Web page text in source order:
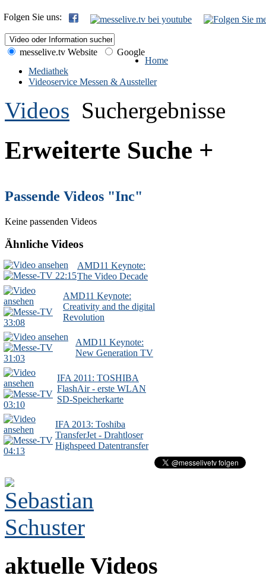
Folgen Sie uns:
messelive.tv Website
Google
Home
Mediathek
Videoservice Messen & Aussteller
Videos Suchergebnisse
Erweiterte Suche +
Passende Videos "Inc"
Keine passenden Videos
Ähnliche Videos
22:15
AMD11 Keynote:
The Video Decade
33:08
AMD11 Keynote:
Creativity and the digital
Revolution
31:03
AMD11 Keynote:
New Generation TV
03:10
IFA 2011: TOSHIBA
FlashAir - erste WLAN
SD-Speicherkarte
04:13
IFA 2013: Toshiba
TransferJet - Drahtloser
Highspeed Datentransfer
aktuelle Videos